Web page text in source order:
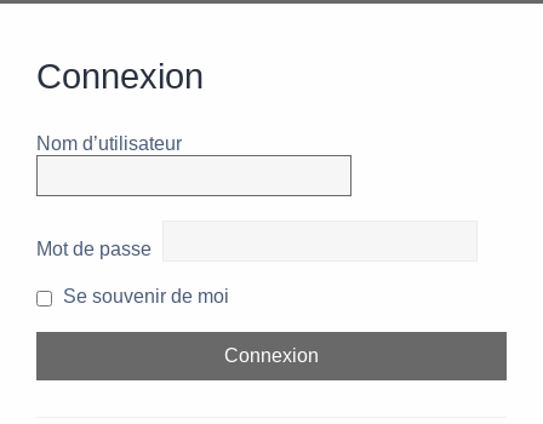
Connexion
Nom d’utilisateur
Mot de passe
Se souvenir de moi